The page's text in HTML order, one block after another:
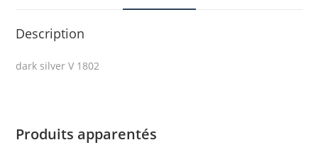
Description
dark silver V 1802
Produits apparentés